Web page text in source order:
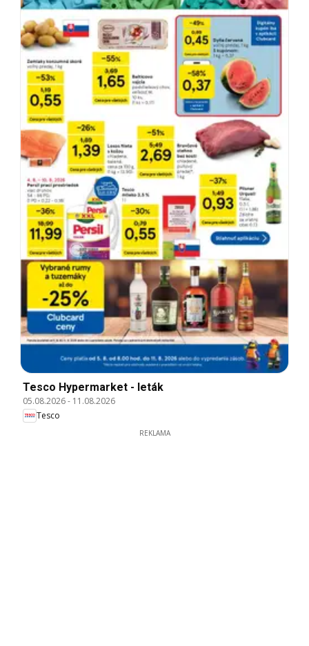
Tesco Hypermarket - leták
05.08.2026- 11.08.2026
Tesco
REKLAMA